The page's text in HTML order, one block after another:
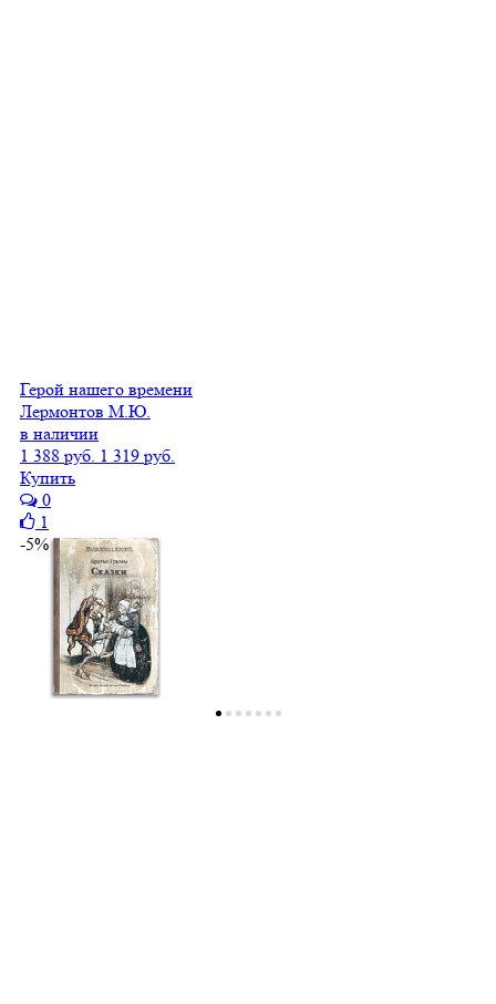
Герой нашего времени
Лермонтов М.Ю.
в наличии
1 388 руб. 1 319 руб.
Купить
0
1
-5%